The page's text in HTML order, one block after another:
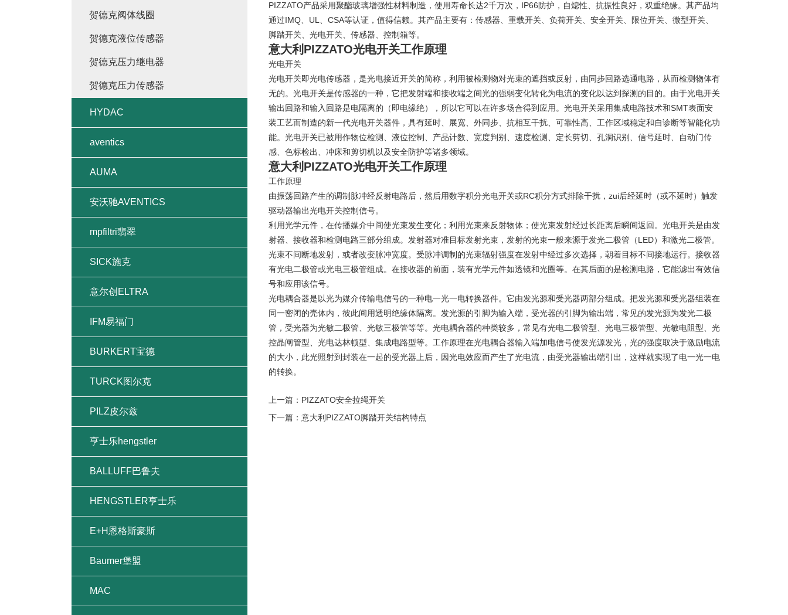
PIZZATO产品采用聚酯玻璃增强性材料制造，使用寿命长达2千万次，IP66防护，自熄性、抗振性良好，双重绝缘。其产品均
通过IMQ、UL、CSA等认证，值得信赖。其产品主要有：传感器、重载开关、负荷开关、安全开关、限位开关、微型开关、
脚踏开关、光电开关、传感器、控制箱等。
意大利PIZZATO光电开关工作原理
光电开关
光电开关即光电传感器，是光电接近开关的简称，利用被检测物对光束的遮挡或反射，由同步回路选通电路，从而检测物体有
无的。光电开关是传感器的一种，它把发射端和接收端之间光的强弱变化转化为电流的变化以达到探测的目的。由于光电开关
输出回路和输入回路是电隔离的（即电缘绝），所以它可以在许多场合得到应用。光电开关采用集成电路技术和SMT表面安
装工艺而制造的新一代光电开关器件，具有延时、展宽、外同步、抗相互干扰、可靠性高、工作区域稳定和自诊断等智能化功
能。光电开关已被用作物位检测、液位控制、产品计数、宽度判别、速度检测、定长剪切、孔洞识别、信号延时、自动门传
感、色标检出、冲床和剪切机以及安全防护等诸多领域。
意大利PIZZATO光电开关工作原理
工作原理
由振荡回路产生的调制脉冲经反射电路后，然后用数字积分光电开关或RC积分方式排除干扰，zui后经延时（或不延时）触发
驱动器输出光电开关控制信号。
利用光学元件，在传播媒介中间使光束发生变化；利用光束来反射物体；使光束发射经过长距离后瞬间返回。光电开关是由发
射器、接收器和检测电路三部分组成。发射器对准目标发射光束，发射的光束一般来源于发光二极管（LED）和激光二极管。
光束不间断地发射，或者改变脉冲宽度。受脉冲调制的光束辐射强度在发射中经过多次选择，朝着目标不间接地运行。接收器
有光电二极管或光电三极管组成。在接收器的前面，装有光学元件如透镜和光圈等。在其后面的是检测电路，它能滤出有效信
号和应用该信号。
光电耦合器是以光为媒介传输电信号的一种电一光一电转换器件。它由发光源和受光器两部分组成。把发光源和受光器组装在
同一密闭的壳体内，彼此间用透明绝缘体隔离。发光源的引脚为输入端，受光器的引脚为输出端，常见的发光源为发光二极
管，受光器为光敏二极管、光敏三极管等等。光电耦合器的种类较多，常见有光电二极管型、光电三极管型、光敏电阻型、光
控晶闸管型、光电达林顿型、集成电路型等。工作原理在光电耦合器输入端加电信号使发光源发光，光的强度取决于激励电流
的大小，此光照射到封装在一起的受光器上后，因光电效应而产生了光电流，由受光器输出端引出，这样就实现了电一光一电
的转换。
上一篇： PIZZATO安全拉绳开关
下一篇： 意大利PIZZATO脚踏开关结构特点
贺德克阀体线圈
贺德克液位传感器
贺德克压力继电器
贺德克压力传感器
HYDAC
aventics
AUMA
安沃驰AVENTICS
mpfiltri翡翠
SICK施克
意尔创ELTRA
IFM易福门
BURKERT宝德
TURCK图尔克
PILZ皮尔兹
亨士乐hengstler
BALLUFF巴鲁夫
HENGSTLER亨士乐
E+H恩格斯豪斯
Baumer堡盟
MAC